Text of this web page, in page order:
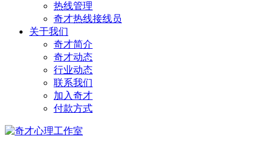
热线管理
奇才热线接线员
关于我们
奇才简介
奇才动态
行业动态
联系我们
加入奇才
付款方式